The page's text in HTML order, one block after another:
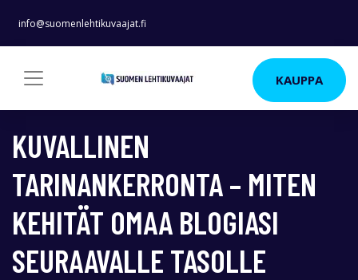
info@suomenlehtikuvaajat.fi
KAUPPA
KUVALLINEN
TARINANKERRONTA – MITEN
KEHITÄT OMAA BLOGIASI
SEURAAVALLE TASOLLE